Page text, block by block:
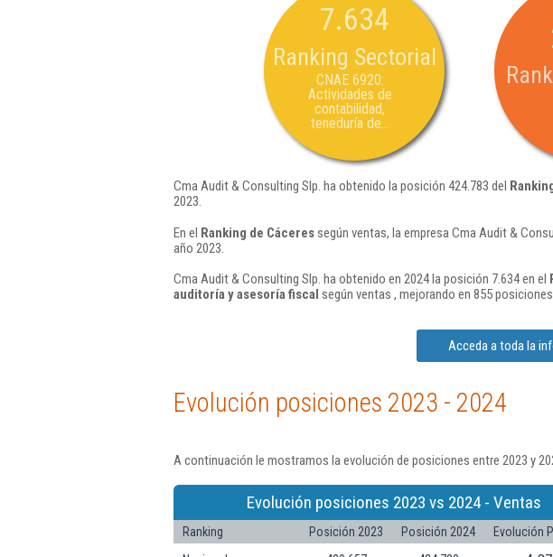
7.634
Ranking Sectorial
CNAE 6920:
Actividades de
contabilidad,
teneduría de...
Cma Audit & Consulting Slp. ha obtenido la posición 424.783 del
2023.
En el Ranking de Cáceressegún ventas, la empresa Cma Audit &
año 2023.
Cma Audit & Consulting Slp. ha obtenido en 2024 la posición 7.634 en el
auditoría y asesoría fiscal según ventas , mejorando en 855
Acceda a toda la
Evolución posiciones 2023 - 2024
A continuación le mostramos la evolución de posiciones entre 2023 y
Evolución posiciones 2023 vs 2024 - Ventas
Ranking Posición 2023 Posición 2024
Evolución